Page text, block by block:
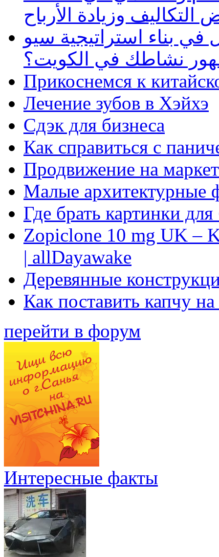
وزيادة الأرباح
بناء استراتيجية سيو
نشاطك في الكويت؟
Прикоснемся к
Лечение зубов в Хэйхэ
Сдэк для бизнеса
Как справиться с
Продвижение на
Малые архитектурные
Где брать картинки
Zopiclone 10 mg UK –
| allDayawake
Деревянные
Как поставить капчу
перейти в форум
Интересные факты